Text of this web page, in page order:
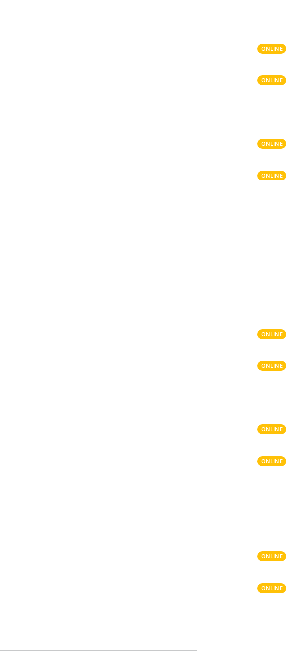
ONLINE
ONLINE
ONLINE
ONLINE
ONLINE
ONLINE
ONLINE
ONLINE
ONLINE
ONLINE